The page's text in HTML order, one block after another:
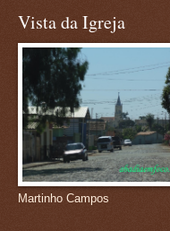
Vista da Igreja
Martinho Campos